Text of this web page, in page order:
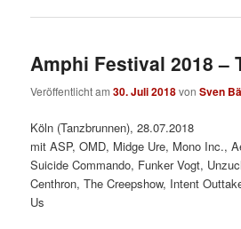
Amphi Festival 2018 –
Veröffentlicht am30. Juli 2018vonSven
Köln (Tanzbrunnen), 28.07.2018
mit ASP, OMD, Midge Ure, Mono Inc.,
Suicide Commando, Funker Vogt,
Centhron, The Creepshow, Intent
Us